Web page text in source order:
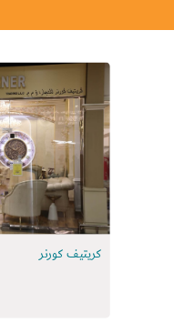
كريتيف كورنر